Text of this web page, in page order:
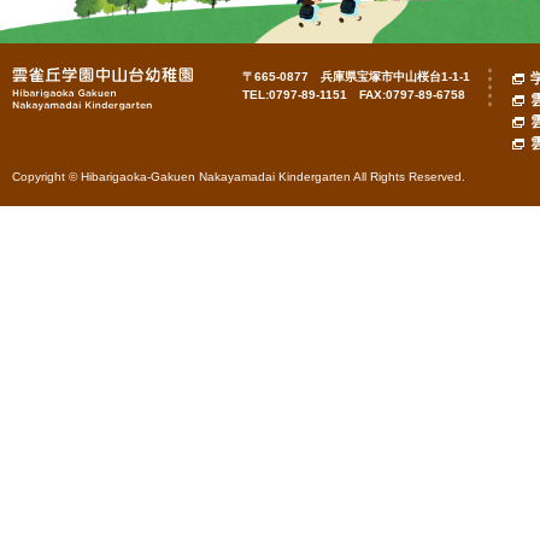
〒665-0877 兵庫県宝塚市中山桜台1-1-1
TEL:0797-89-1151 FAX:0797-89-6758
Copyright © Hibarigaoka-Gakuen Nakayamadai Kindergarten All Rights Reserved.